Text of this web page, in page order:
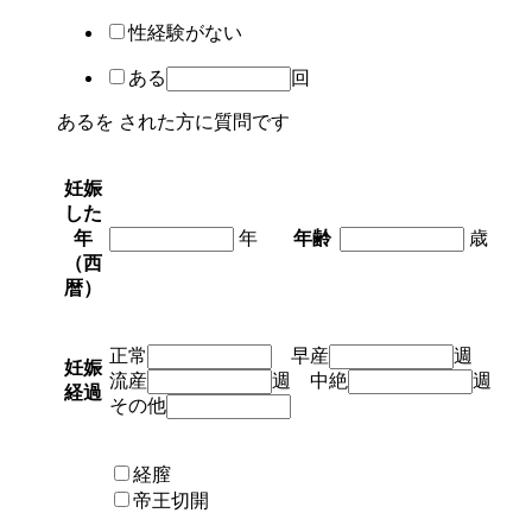
性経験がない
ある 回
あるを された方に質問です
妊娠
した
年
（西
暦）
年 年齢 歳
妊娠
経過
正常 早産
週
流産
週 中絶
週
その他
経膣
帝王切開